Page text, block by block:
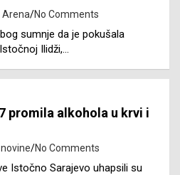
Arena No Comments
sumnje da je pokušala
Ilidži,…
promila alkohola u krvi i
No Comments
Istočno Sarajevo uhapsili su